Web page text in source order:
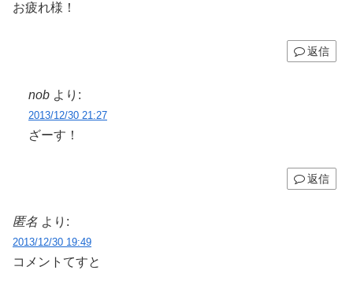
お疲れ様！
返信
nob より:
2013/12/30 21:27
ざーす！
返信
匿名 より:
2013/12/30 19:49
コメントてすと